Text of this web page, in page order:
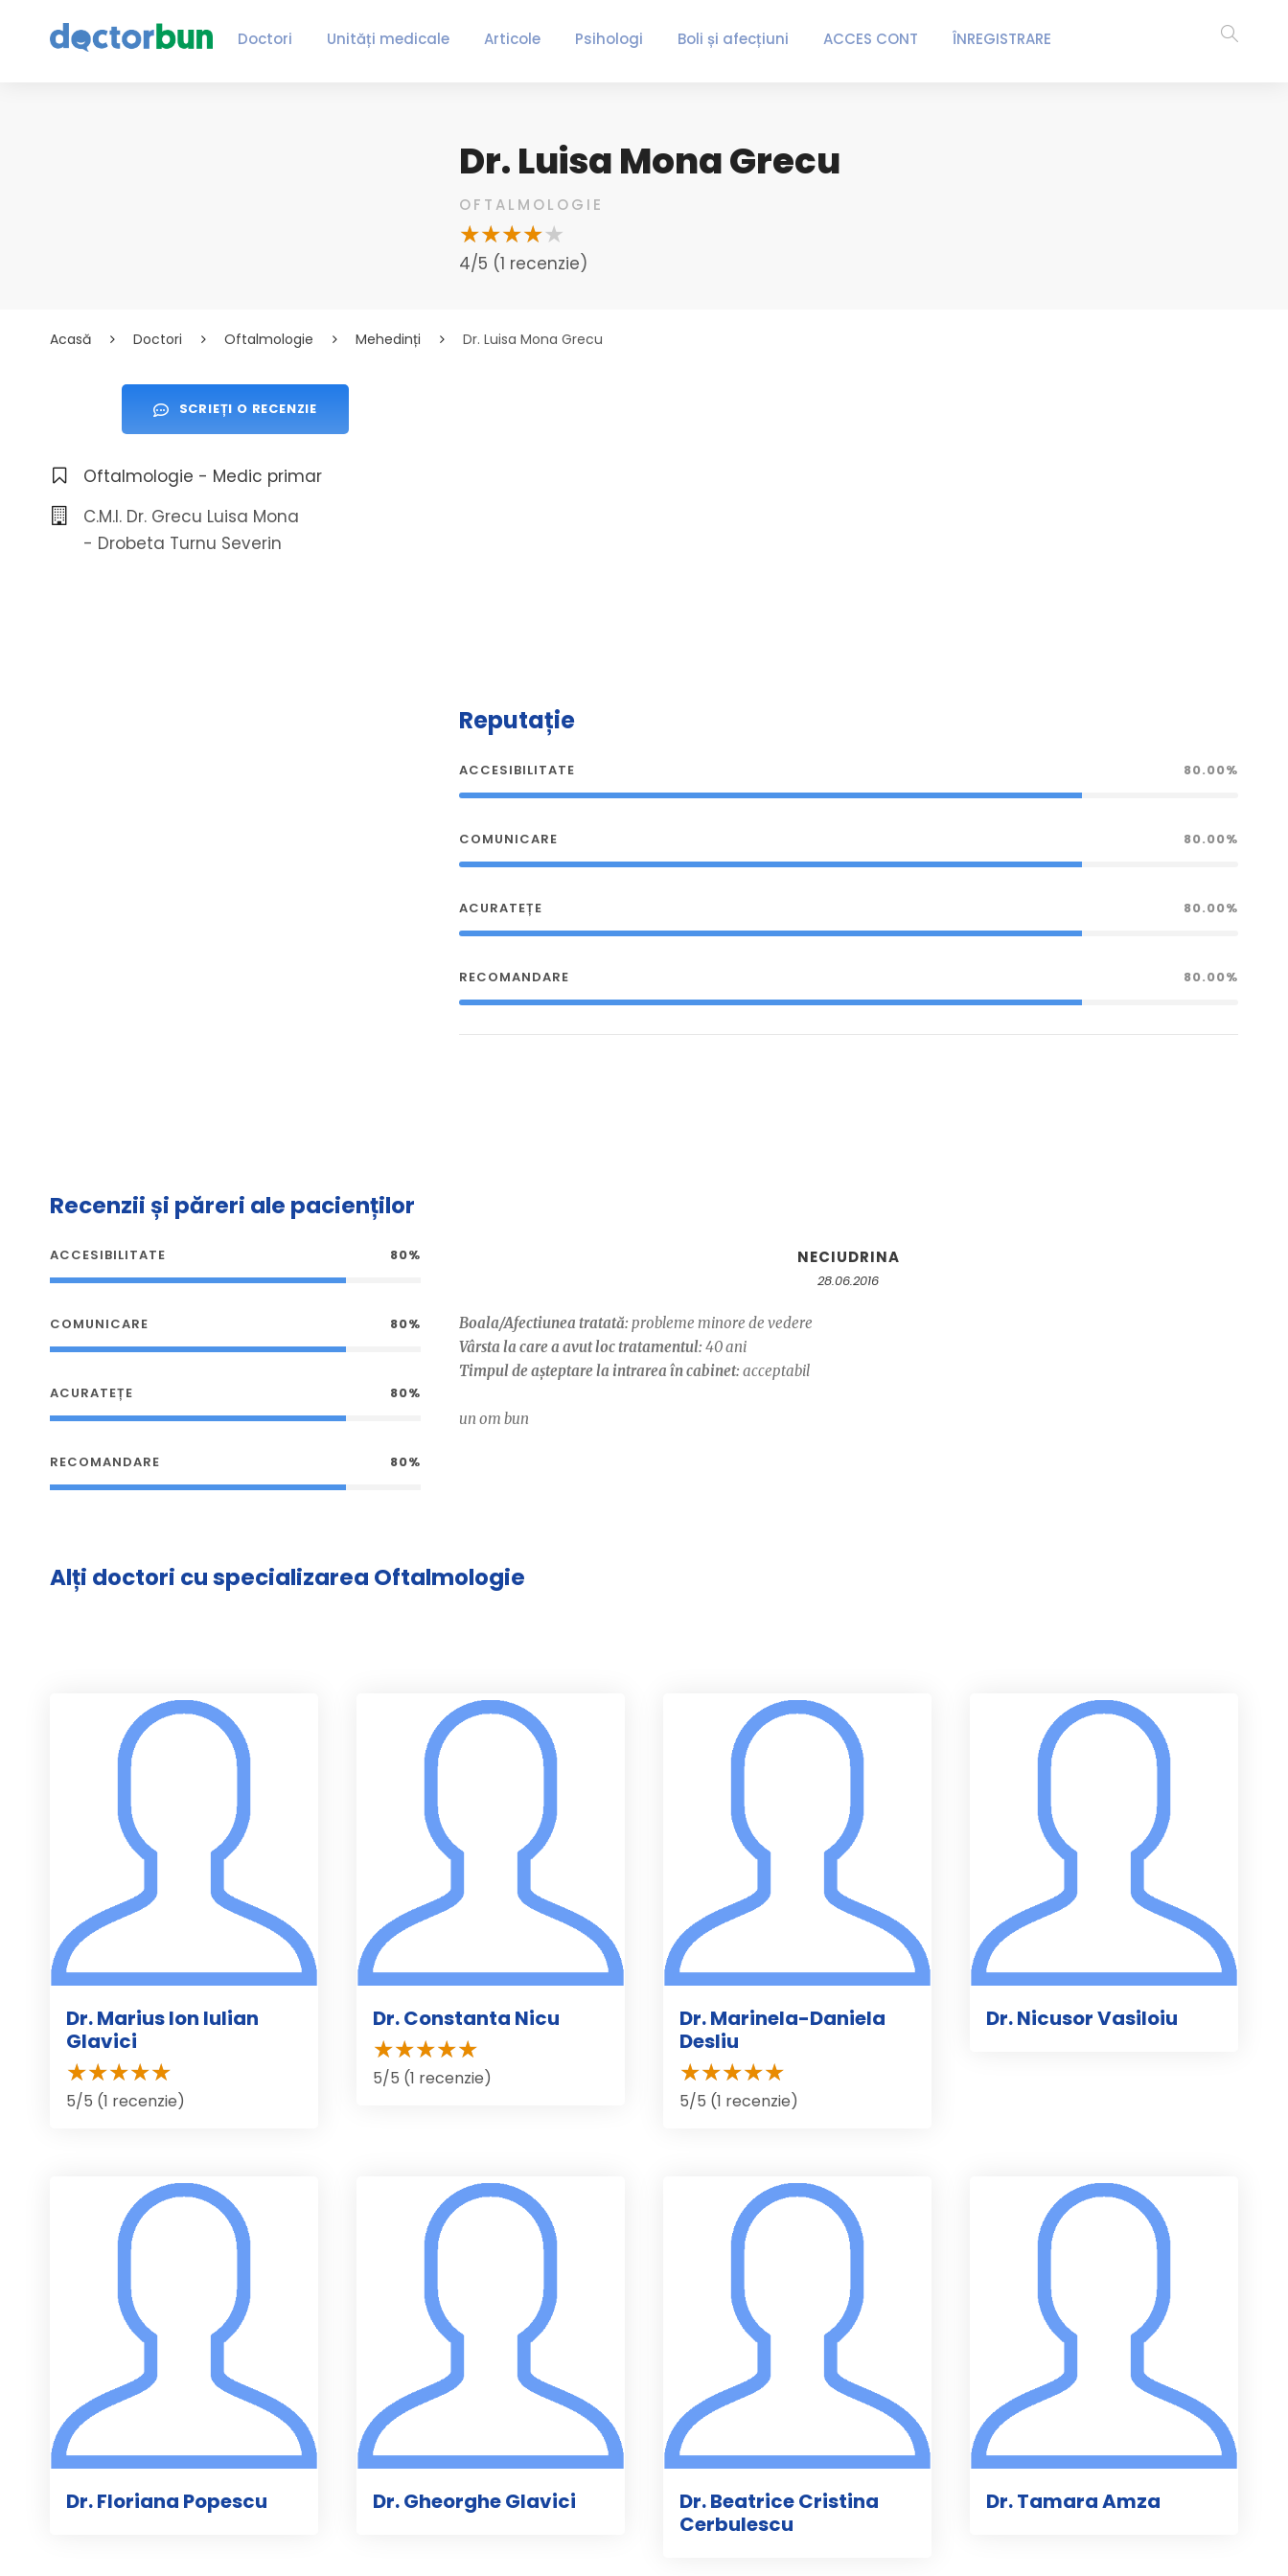
Doctori Unități medicale Articole Psihologi Boli și afecțiuni ACCES CONT ÎNREGISTRARE
Dr. Luisa Mona Grecu
OFTALMOLOGIE
4/5 (1 recenzie)
Acasă Doctori Oftalmologie Mehedinți Dr. Luisa Mona Grecu
SCRIEȚI O RECENZIE
Oftalmologie - Medic primar
C.M.I. Dr. Grecu Luisa Mona
- Drobeta Turnu Severin
Reputație
ACCESIBILITATE 80.00%
COMUNICARE 80.00%
ACURATEȚE 80.00%
RECOMANDARE 80.00%
Recenzii și păreri ale pacienților
ACCESIBILITATE 80%
COMUNICARE 80%
ACURATEȚE 80%
RECOMANDARE 80%
NECIUDRINA
28.06.2016
Boala/Afectiunea tratată: probleme minore de vedere
Vârsta la care a avut loc tratamentul: 40 ani
Timpul de așteptare la intrarea în cabinet: acceptabil
un om bun
Alți doctori cu specializarea Oftalmologie
Dr. Marius Ion Iulian
Glavici
5/5 (1 recenzie)
Dr. Constanta Nicu
5/5 (1 recenzie)
Dr. Marinela-Daniela
Desliu
5/5 (1 recenzie)
Dr. Nicusor Vasiloiu
Dr. Floriana Popescu Dr. Gheorghe Glavici
Dr. Beatrice Cristina
Cerbulescu
Dr. Tamara Amza